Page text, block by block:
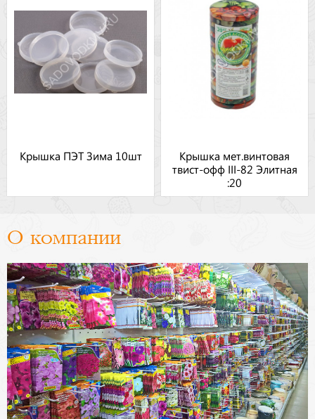
Крышка ПЭТ Зима 10шт
Крышка мет.винтовая
твист-офф III-82 Элитная
:20
О компании